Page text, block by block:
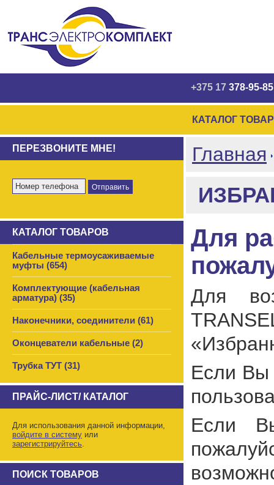
+375 17 378-95-85
КАТАЛОГ
ПЕРЕЗВОНИТЕ МНЕ!
КАТАЛОГ ТОВАРОВ
Кабельные термоусаживаемые
муфты (654)
Комплектующие (кабельная
арматура) (35)
Наконечники, соединители (61)
Оконцеватели кабельные (2)
Трубка ТУТ (31)
ПРАЙС-ЛИСТ/ КАТАЛОГ
Для использования данной информации,
войдите в систему или
зарегистрируйтесь.
ПОИСК ТОВАРОВ
Главная
Для
Для
Если Вы
Если